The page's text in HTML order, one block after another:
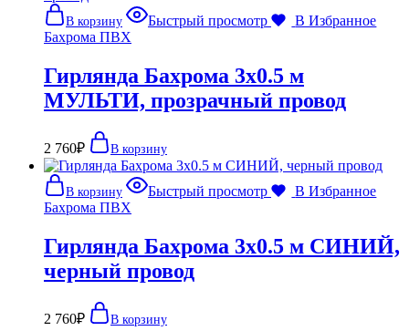
В корзину Быстрый просмотр
В Избранное
Бахрома ПВХ
Гирлянда Бахрома 3х0.5 м
МУЛЬТИ, прозрачный провод
2 760₽ В корзину
В корзину Быстрый просмотр
В Избранное
Бахрома ПВХ
Гирлянда Бахрома 3х0.5 м СИНИЙ,
черный провод
2 760₽ В корзину